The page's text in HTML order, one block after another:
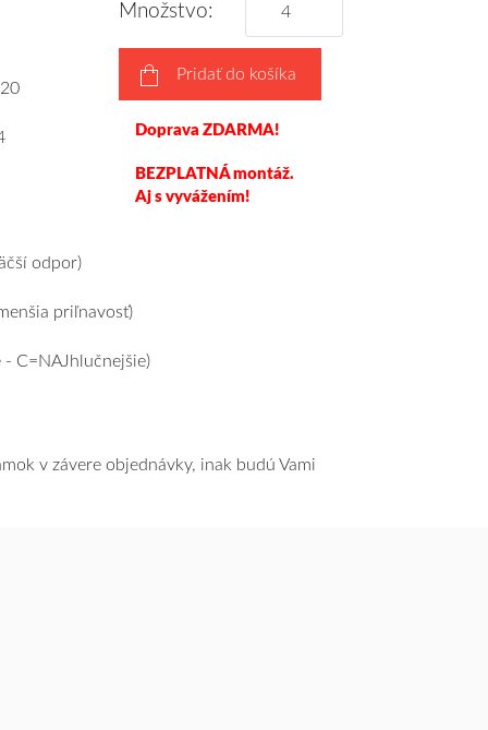
Množstvo:
Pridať do košíka
Doprava ZDARMA!
BEZPLATNÁ montáž.
Aj s vyvážením!
odpor)
priľnavosť)
C=NAJhlučnejšie)
v závere objednávky, inak budú Vami